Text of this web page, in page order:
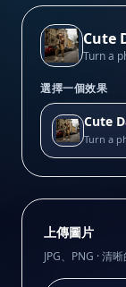
Cute
Turn a
選擇一個效果
Cute
Turn a
上傳圖片
JPG、PNG · 清